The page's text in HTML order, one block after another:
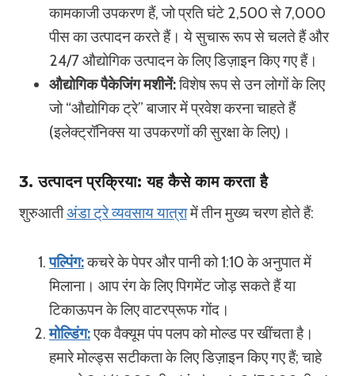
कामकाजी उपकरण हैं, जो प्रति घंटे 2,500 से 7,000
पीस का उत्पादन करते हैं। ये सुचारू रूप से चलते हैं और
24/7 औद्योगिक उत्पादन के लिए डिज़ाइन किए गए हैं।
औद्योगिक पैकेजिंग मशीनें:विशेष रूप से उन लोगों के लिए
जो “औद्योगिक ट्रे” बाजार में प्रवेश करना चाहते हैं
(इलेक्ट्रॉनिक्स या उपकरणों की सुरक्षा के लिए)।
3. उत्पादन प्रक्रिया: यह कैसे काम करता है
शुरुआतीअंडा ट्रे व्यवसाय यात्रामें तीन मुख्य चरण होते हैं:
पल्पिंग:कचरे के पेपर और पानी को 1:10 के अनुपात में
मिलाना। आप रंग के लिए पिगमेंट जोड़ सकते हैं या
टिकाऊपन के लिए वाटरप्रूफ गोंद।
मोल्डिंग:एक वैक्यूम पंप पलप को मोल्ड पर खींचता है।
हमारे मोल्ड्स सटीकता के लिए डिज़ाइन किए गए हैं; चाहे